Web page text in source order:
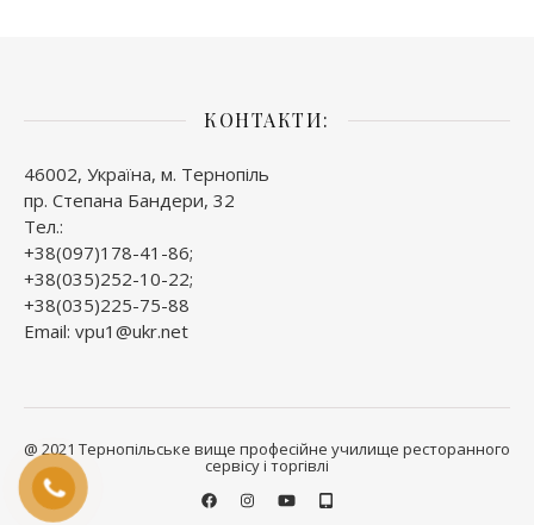
КОНТАКТИ:
46002, Україна, м. Тернопіль
пр. Степана Бандери, 32
Тел.:
+38(097)178-41-86;
+38(035)252-10-22;
+38(035)225-75-88
Email: vpu1@ukr.net
@ 2021 Тернопільське вище професійне училище ресторанного
сервісу і торгівлі